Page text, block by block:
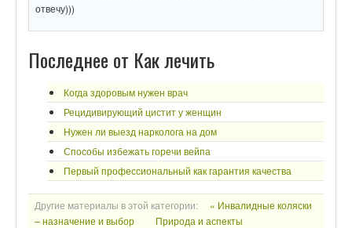
отвечу)))
Последнее от Как лечить
Когда здоровым нужен врач
Рецидивирующий цистит у женщин
Нужен ли выезд нарколога на дом
Способы избежать горечи вейпа
Первый профессиональный как гарантия качества
Другие материалы в этой категории:
« Инвалидные коляски
– назначение и выбор
Природа и аспекты